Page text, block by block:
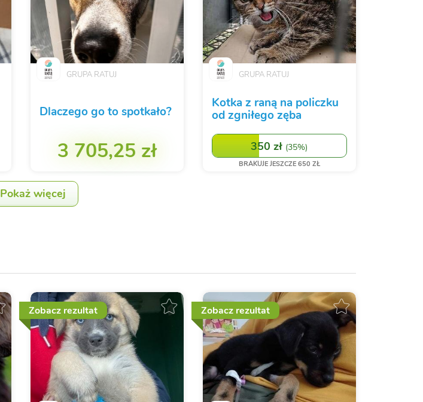
GRUPA RATUJ
Dlaczego go to spotkało?
3 705,25 zł
GRUPA RATUJ
Kotka z raną na policzku
od zgniłego zęba
350 zł (35%)
BRAKUJE JESZCZE 650 ZŁ
Pokaż więcej
Zobacz rezultat Zobacz rezultat